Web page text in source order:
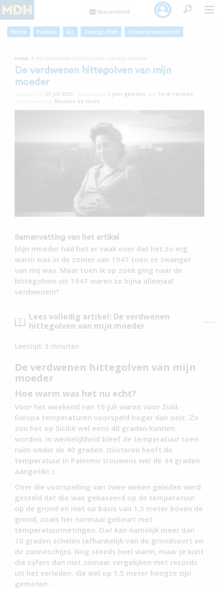
Home Politiek A.I. Zetelgrafiek Onderzoeksarchief
HOME »
De verdwenen hittegolven van mijn
moeder
25 juli 2023 2 jaar geleden
ferdi verlaan
Maurice de Hond
Samenvatting van het artikel
Mijn moeder had het er vaak over dat het zo erg
warm was in de zomer van 1947 toen ze zwanger
van mij was. Maar toen ik op zoek ging naar de
hittegolven uit 1947 waren ze bijna allemaal
verdwenen!?
Lees volledig artikel: De verdwenen
hittegolven van mijn moeder
Leestijd: 5 minuten
De verdwenen hittegolven van mijn
moeder
Hoe warm was het nu echt?
Voor het weekend van 16 juli waren voor Zuid-
Europa temperaturen voorspeld hoger dan ooit. Zo
zou het op Sicilië wel eens 48 graden kunnen
worden. In werkelijkheid bleef de temperatuur toen
ruim onder de 40 graden. (Gisteren heeft de
temperatuur in Palermo trouwens wel de 44 graden
aangetikt.)
Over die voorspelling van twee weken geleden werd
gesteld dat die was gebaseerd op de temperatuur
op de grond en niet op basis van 1,5 meter boven de
grond, zoals het normaal gebeurt met
temperatuurmetingen. Dat kan namelijk meer dan
10 graden schelen (afhankelijk van de grondsoort en
de zonneschijn). Nog steeds heel warm, maar je kunt
die cijfers dan niet zomaar vergelijken met records
uit het verleden, die wel op 1,5 meter hoogte zijn
gemeten.